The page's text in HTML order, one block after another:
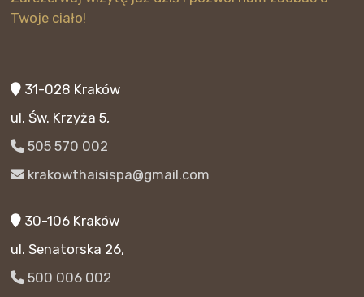
Twoje ciało!
31-028 Kraków
ul. Św. Krzyża 5,
505 570 002
krakowthaisispa@gmail.com
30-106 Kraków
ul. Senatorska 26,
500 006 002